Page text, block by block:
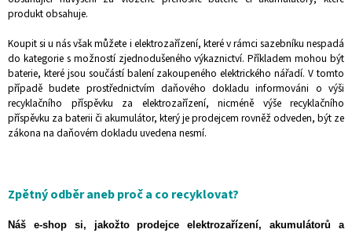
produkt obsahuje.
Koupit si u nás však můžete i elektrozařízení, které v rámci sazebníku nespadá
do kategorie s možností zjednodušeného výkaznictví. Příkladem mohou být
baterie, které jsou součástí balení zakoupeného elektrického nářadí. V tomto
případě budete prostřednictvím daňového dokladu informováni o výši
recyklačního příspěvku za elektrozařízení, nicméně výše recyklačního
příspěvku za baterii či akumulátor, který je prodejcem rovněž odveden, být ze
zákona na daňovém dokladu uvedena nesmí.
Zpětný odběr aneb proč a co recyklovat?
Náš e-shop si, jakožto prodejce elektrozařízení, akumulátorů a